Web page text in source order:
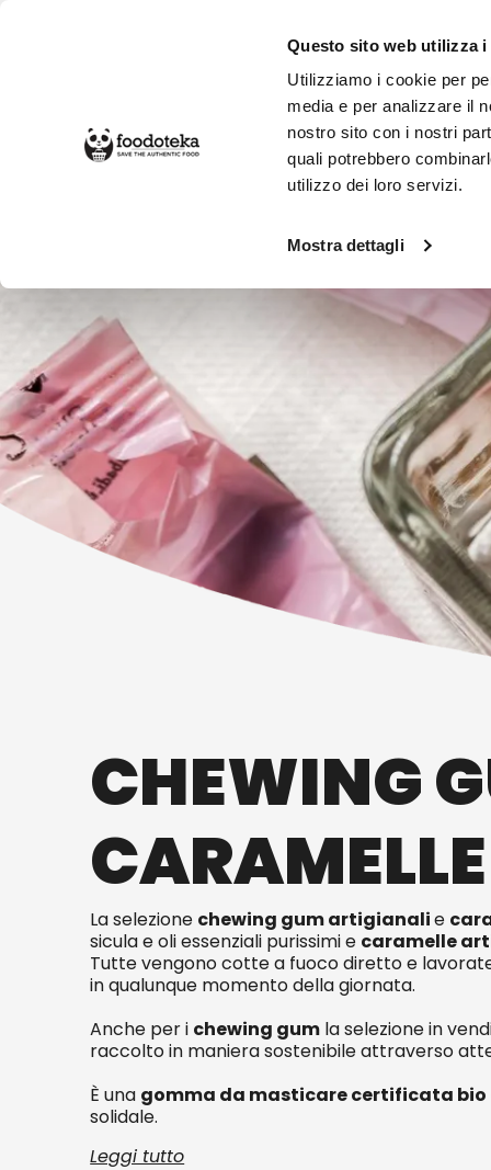
Questo sito web utilizza i
Utilizziamo i cookie per
media e per analizzare il
nostro sito con i nostri
quali potrebbero
utilizzo dei loro servizi.
Mostra dettagli
SPESA ONLINE DA NON
CHEWING
La selezione chewing gum artigianalie
sicula e oli essenziali purissimi e caramelle
Tutte vengono cotte a fuoco diretto e
in qualunque momento della giornata.
Anche per i chewing gum la selezione in
raccolto in maniera sostenibile attraverso
È una gomma da masticare certificata bio
solidale.
Leggi tutto